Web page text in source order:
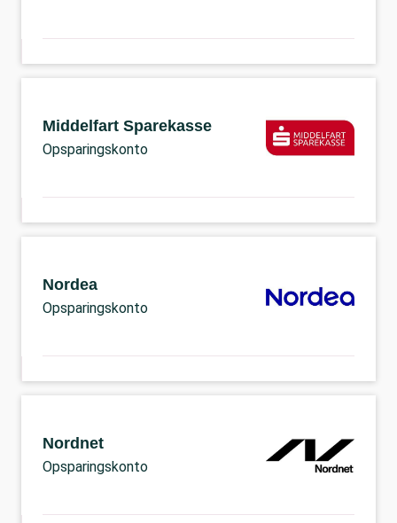
Middelfart Sparekasse
Opsparingskonto
Nordea
Opsparingskonto
Nordnet
Opsparingskonto